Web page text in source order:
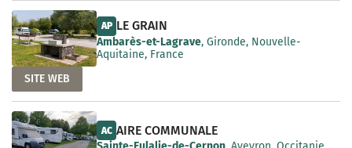
AP LE GRAIN
Ambarès-et-Lagrave, Gironde, Nouvelle-
Aquitaine, France
SITE WEB
AC AIRE COMMUNALE